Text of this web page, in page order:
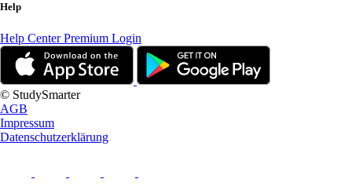
Help
Help CenterPremium Login
© StudySmarter
AGB
Impressum
Datenschutzerklärung